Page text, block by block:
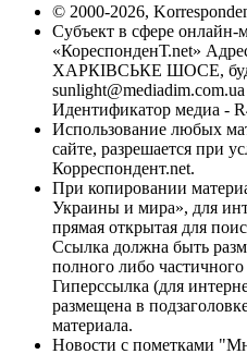
© 2000-2026,
Субъект в сфере онлайн-
«КореспонденТ.net»
ХАРКІВСЬКЕ ШОСЕ,
sunlight@mediadim.com.ua
Идентификатор медиа -
Использование любых
сайте, разрешается при
Корреспондент.net.
При копировании
Украины и мира», для
прямая открытая для
Ссылка должна быть
полного либо
Гиперссылка (для
размещена в
материала.
Новости с пометками